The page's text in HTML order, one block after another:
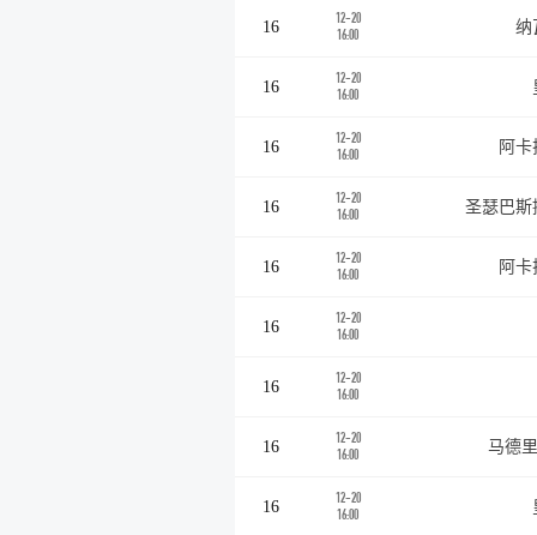
16
12-20
16:00
纳
16
12-20
16:00
16
12-20
16:00
阿
16
12-20
16:00
圣瑟巴斯
16
12-20
16:00
阿
16
12-20
16:00
16
12-20
16:00
16
12-20
16:00
马德
16
12-20
16:00